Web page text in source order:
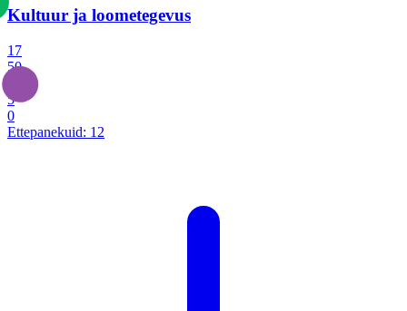
Kultuur ja loometegevus
17
50
5
0
Ettepanekuid: 12